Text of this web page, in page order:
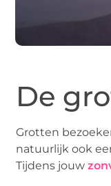
De
Grotten
natuurlijk ook
Tijdens jouw